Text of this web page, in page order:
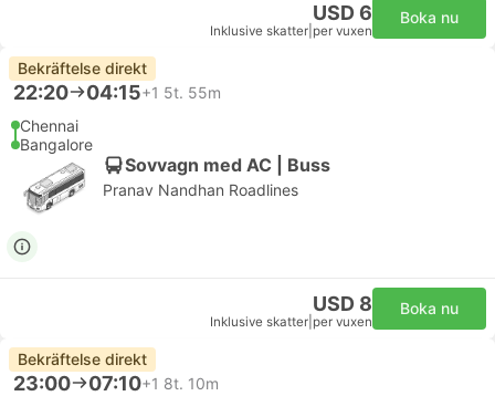
USD 6
Inklusive skatter per vuxen
Boka nu
Bekräftelse direkt
22:20 04:15+1 5t. 55m
Chennai
Bangalore
Sovvagn med AC | Buss
Pranav Nandhan Roadlines
USD 8
Inklusive skatter per vuxen
Boka nu
Bekräftelse direkt
23:00 07:10+1 8t. 10m